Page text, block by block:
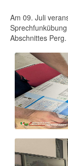
Am 09. Juli
Abschnittes Perg.